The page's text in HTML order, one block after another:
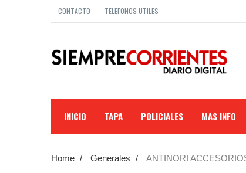
CONTACTO TELEFONOS UTILES
INICIO TAPA POLICIALES MAS INFO
Home / Generales /
ANTINORI